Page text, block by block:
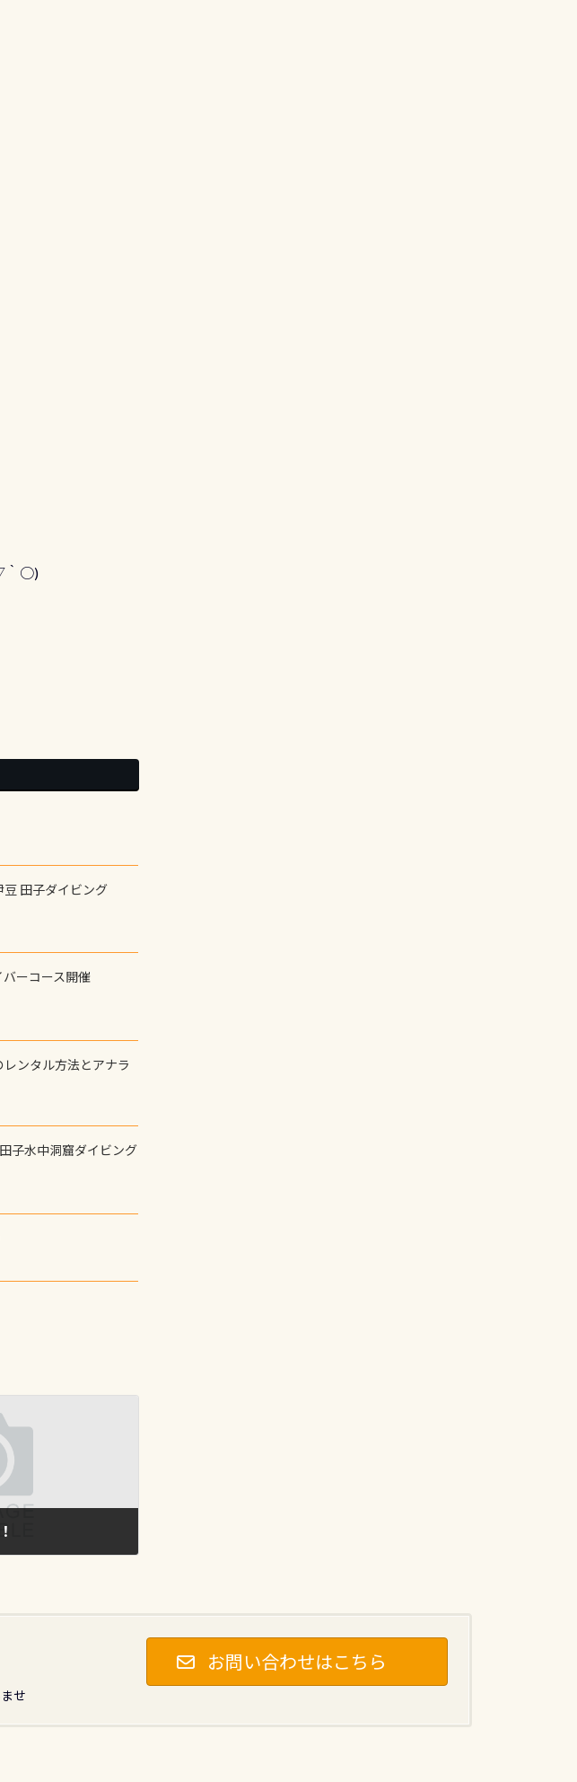
｀○)
田子ダイビング
ーコース開催
ンタル方法とアナラ
子水中洞窟ダイビング
せ
お問い合わせはこちら